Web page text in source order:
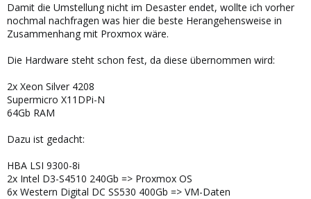
Damit die Umstellung nicht im Desaster endet, wollte ich vorher
nochmal nachfragen was hier die beste Herangehensweise in
Zusammenhang mit Proxmox wäre.
Die Hardware steht schon fest, da diese übernommen wird:
2x Xeon Silver 4208
Supermicro X11DPi-N
64Gb RAM
Dazu ist gedacht:
HBA LSI 9300-8i
2x Intel D3-S4510 240Gb => Proxmox OS
6x Western Digital DC SS530 400Gb => VM-Daten